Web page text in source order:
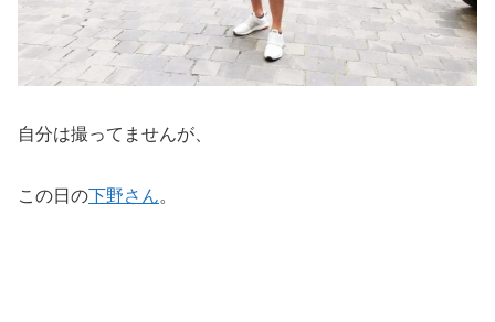
自分は撮ってませんが、
この日の下野さん。